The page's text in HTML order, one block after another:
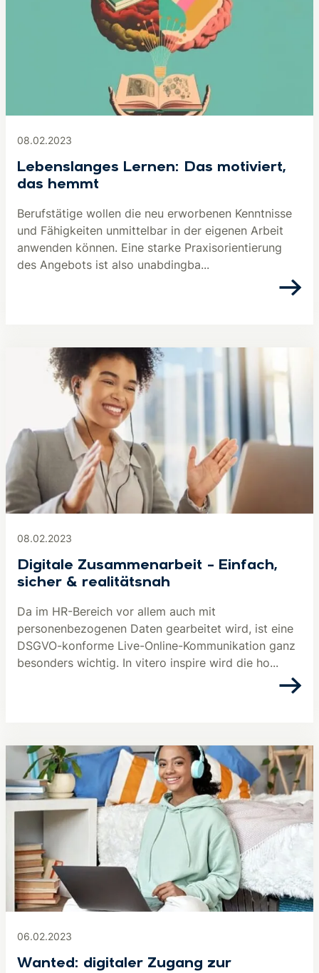
08.02.2023
Lebenslanges Lernen: Das motiviert,
das hemmt
Berufstätige wollen die neu erworbenen Kenntnisse
und Fähigkeiten unmittelbar in der eigenen Arbeit
anwenden können. Eine starke Praxisorientierung
des Angebots ist also unabdingba...
08.02.2023
Digitale Zusammenarbeit – Einfach,
sicher & realitätsnah
Da im HR-Bereich vor allem auch mit
personenbezogenen Daten gearbeitet wird, ist eine
DSGVO-konforme Live-Online-Kommunikation ganz
besonders wichtig. In vitero inspire wird die ho...
06.02.2023
Wanted: digitaler Zugang zur